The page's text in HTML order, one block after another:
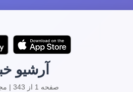
آرشیو
صفحه 1 از 343 | مجموع 3424 آرشیو